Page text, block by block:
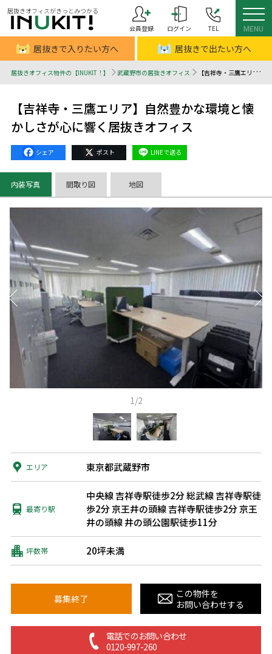
居抜きオフィスがきっとみつかる
会員登録
ログイン TEL MENU
居抜きで入りたい方へ 居抜きで出たい方へ
居抜きオフィス物件の【INUKIT！】 武蔵野市の居抜きオフィス 【吉祥寺・三鷹エリア】自然豊かな環境と懐かしさが心に響く居抜きオフィス - 居抜きオフィスはINUKIT！（イヌキット）
【吉祥寺・三鷹エリア】自然豊かな環境と懐
かしさが心に響く居抜きオフィス
Facebook
X Line
内装写真 間取り図 地図
1/2
エリア 東京都武蔵野市
最寄り駅
中央線 吉祥寺駅徒歩2分総武線 吉祥寺駅徒
歩2分京王井の頭線 吉祥寺駅徒歩2分京王
井の頭線 井の頭公園駅徒歩11分
坪数帯 20坪未満
募集終了
この物件を
お問い合わせする
電話でのお問い合わせ
0120-997-260